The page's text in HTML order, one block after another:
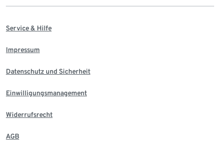
Service & Hilfe
Impressum
Datenschutz und Sicherheit
Einwilligungsmanagement
Widerrufsrecht
AGB